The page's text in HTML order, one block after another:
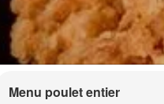
Menu poulet entier